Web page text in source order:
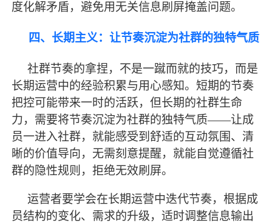
度化解矛盾，避免用无关信息刷屏掩盖问题。
四、长期主义：让节奏沉淀为社群的独特气质
社群节奏的拿捏，不是一蹴而就的技巧，而是
长期运营中的经验积累与用心感知。短期的节奏
把控可能带来一时的活跃，但长期的社群生命
力，需要将节奏沉淀为社群的独特气质——让成
员一进入社群，就能感受到舒适的互动氛围、清
晰的价值导向，无需刻意提醒，就能自觉遵循社
群的隐性规则，拒绝无效刷屏。
运营者要学会在长期运营中迭代节奏，根据成
员结构的变化、需求的升级，适时调整信息输出